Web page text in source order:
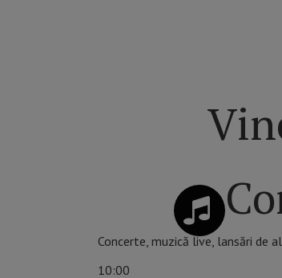
Concerte, muzică live, lansări de
10:00